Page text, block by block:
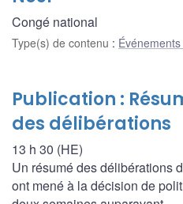
Congé national
Type(s) de contenu :
Publication :
des délibérations
13 h 30 (HE)
Un résumé des délibérations
ont mené à la décision de